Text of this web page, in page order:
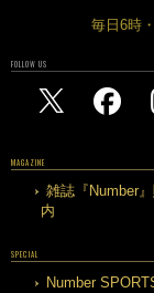
毎日6時
FOLLOW US
MAGAZINE
雑誌『Number
内
SPECIAL
Number